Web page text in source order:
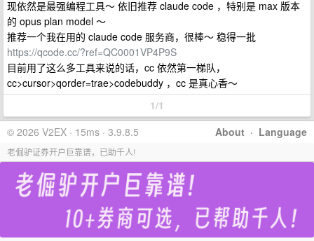
现依然是最强编程工具～ 依旧推荐 claude code ，特别是 max 版本
的 opus plan model ～
推荐一个我在用的 claude code 服务商，很棒～ 稳得一批
https://qcode.cc/?ref=QC0001VP4P9S
目前用了这么多工具来说的话，cc 依然第一梯队，
cc>cursor>qorder=trae>codebuddy ，cc 是真心香～
1/1
About · Language
© 2026 V2EX · 15ms · 3.9.8.5
老倔驴证券开户巨靠谱，已助千人!